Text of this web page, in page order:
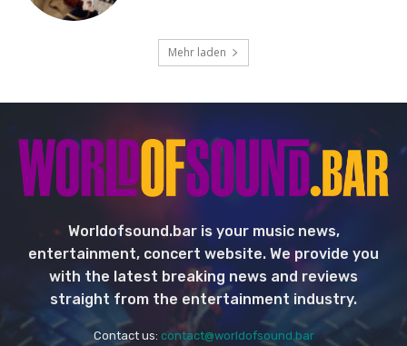
Mehr laden
Worldofsound.bar is your music news,
entertainment, concert website. We provide you
with the latest breaking news and reviews
straight from the entertainment industry.
Contact us: contact@worldofsound.bar